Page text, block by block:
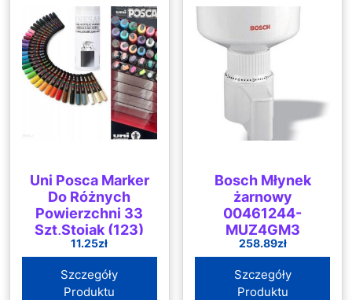
Uni Posca Marker
Do Różnych
Powierzchni 33
Szt,Stojak (123)
11.25zł
Szczegóły
Produktu
Bosch Młynek
żarnowy
00461244-
MUZ4GM3
258.89zł
Szczegóły
Produktu